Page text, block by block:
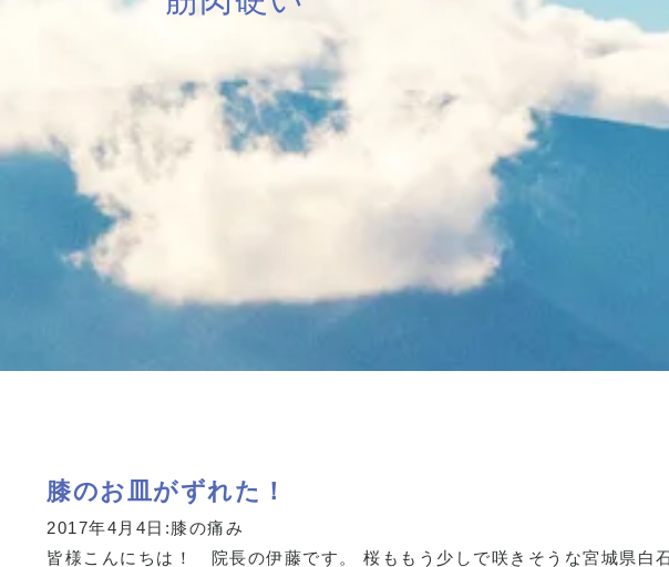
膝のお皿がずれた！
2017年4月4日:膝の痛み
皆様こんにちは！ 院長の伊藤です。 桜ももう少しで咲きそうな宮城県白